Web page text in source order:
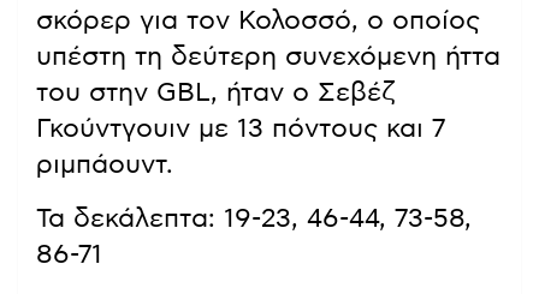
σκόρερ για τον Κολοσσό, ο οποίος
υπέστη τη δεύτερη συνεχόμενη ήττα
του στην GBL, ήταν ο Σεβέζ
Γκούντγουιν με 13 πόντους και 7
ριμπάουντ.
Τα δεκάλεπτα: 19-23, 46-44, 73-58,
86-71